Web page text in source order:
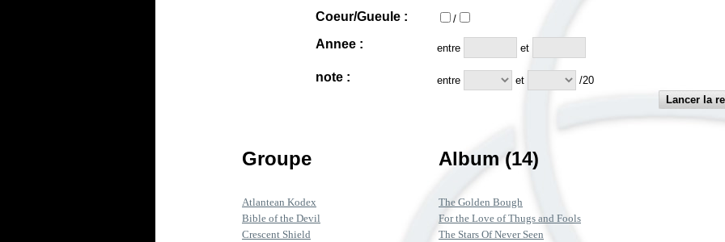
Coeur/Gueule : /
Annee : entre et
note : entre et /20
Groupe Album (14)
Atlantean Kodex
The Golden Bough
Bible of the Devil
For the Love of Thugs and Fools
Crescent Shield
The Stars Of Never Seen